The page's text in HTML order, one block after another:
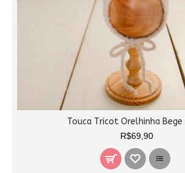
Touca Tricot Orelhinha Bege
R$69,90